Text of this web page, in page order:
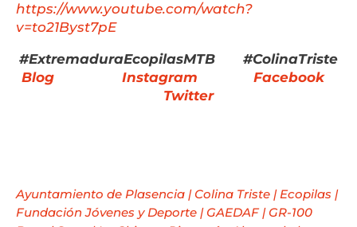
https://www.youtube.com/watch?
v=to21Byst7pE
#ExtremaduraEcopilasMTB #ColinaTriste
Blog
Instagram
Facebook
Twitter
Ayuntamiento de Plasencia | Colina Triste |Ecopilas |
Fundación Jóvenes y Deporte | GAEDAF| GR-100